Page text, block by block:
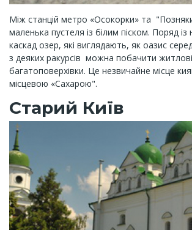
Між станцій метро «Осокорки» та
маленька пустеля із білим піском. Поряд
каскад озер, які виглядають, як оазис
з деяких ракурсів можна побачити житлові
багатоповерхівки. Це незвичайне місце
місцевою «Сахарою".
Старий Київ